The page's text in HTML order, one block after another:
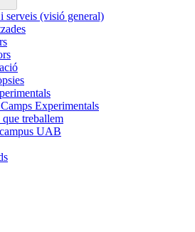
serveis (visió general)
Experimentals
que treballem
UAB